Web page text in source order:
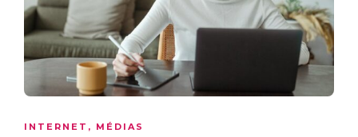
INTERNET , MÉDIAS